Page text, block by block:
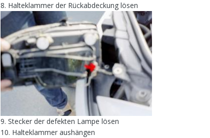
8. Halteklammer der Rückabdeckung lösen
9. Stecker der defekten Lampe lösen
10. Halteklammer aushängen